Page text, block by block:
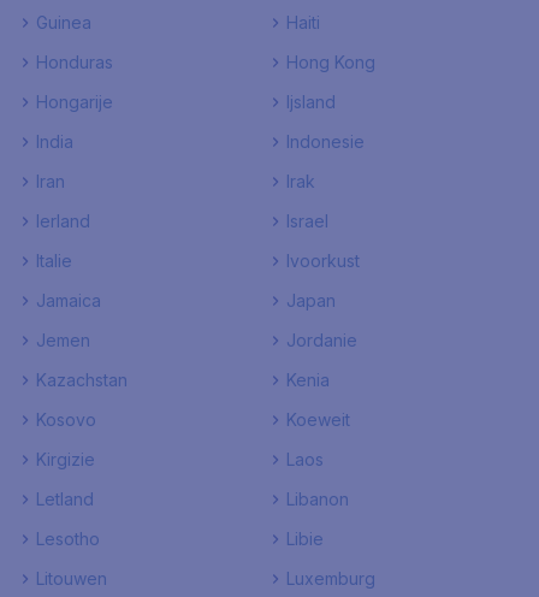
Guinea
Haiti
Honduras
Hong Kong
Hongarije
Ijsland
India
Indonesie
Iran
Irak
Ierland
Israel
Italie
Ivoorkust
Jamaica
Japan
Jemen
Jordanie
Kazachstan
Kenia
Kosovo
Koeweit
Kirgizie
Laos
Letland
Libanon
Lesotho
Libie
Litouwen
Luxemburg